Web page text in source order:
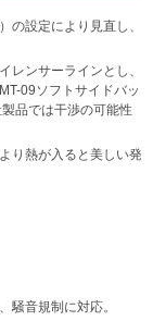
の設定により見直し、
レンサーラインとし、
09ソフトサイドバッ
品では干渉の可能性
り熱が入ると美しい発
騒音規制に対応。